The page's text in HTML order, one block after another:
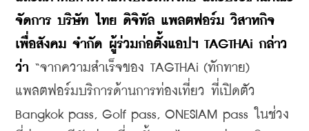
จัดการ บริษัท ไทย ดิจิทัล แพลตฟอร์ม วิสาหกิจ
เพื่อสังคม จำกัด ผู้ร่วมก่อตั้งแอปฯ TAGTHAi กล่าว
ว่า “จากความสำเร็จของ TAGTHAi (ทักทาย)
แพลตฟอร์มบริการด้านการท่องเที่ยว ที่เปิดตัว
Bangkok pass, Golf pass, ONESIAM pass ในช่วง